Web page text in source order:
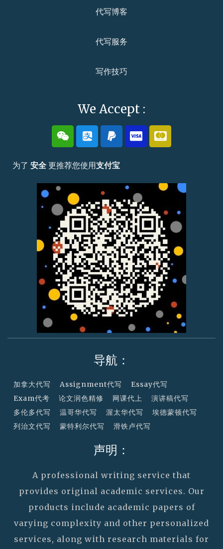
代写博客
代写服务
写作技巧
We Accept :
为了 安全 更推荐您使用支付宝
导航：
加拿大代写 Assignment代写
Essay代写
Exam代考
论文润色精修 网课代上
演讲稿代写
多伦多代写
温哥华代写 渥太华代写
埃德蒙顿代写
列治文代写
蒙特利尔代写 滑铁卢代写
声明：
A professional writing service that
provides original academic services. Our
products include academic papers of
varying complexity and other personalized
services, along with research materials for